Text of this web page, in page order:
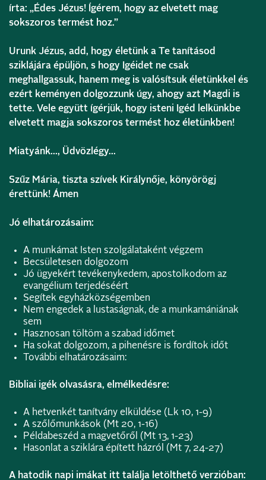
írta: „Édes Jézus! Ígérem, hogy az elvetett mag
sokszoros termést hoz.”
Urunk Jézus, add, hogy életünk a Te tanításod
sziklájára épüljön, s hogy Igéidet ne csak
meghallgassuk, hanem meg is valósítsuk életünkkel és
ezért keményen dolgozzunk úgy, ahogy azt Magdi is
tette. Vele együtt ígérjük, hogy isteni Igéd lelkünkbe
elvetett magja sokszoros termést hoz életünkben!
Miatyánk…, Üdvözlégy…
Szűz Mária, tiszta szívek Királynője, könyörögj
érettünk! Ámen
Jó elhatározásaim:
A munkámat Isten szolgálataként végzem
Becsületesen dolgozom
Jó ügyekért tevékenykedem, apostolkodom az
evangélium terjedéséért
Segítek egyházközségemben
Nem engedek a lustaságnak, de a munkamániának
sem
Hasznosan töltöm a szabad időmet
Ha sokat dolgozom, a pihenésre is fordítok időt
További elhatározásaim:
Bibliai igék olvasásra, elmélkedésre:
A hetvenkét tanítvány elküldése (Lk 10, 1-9)
A szőlőmunkások (Mt 20, 1-16)
Példabeszéd a magvetőről (Mt 13, 1-23)
Hasonlat a sziklára épített házról (Mt 7, 24-27)
A hatodik napi imákat itt találja letölthető verzióban: